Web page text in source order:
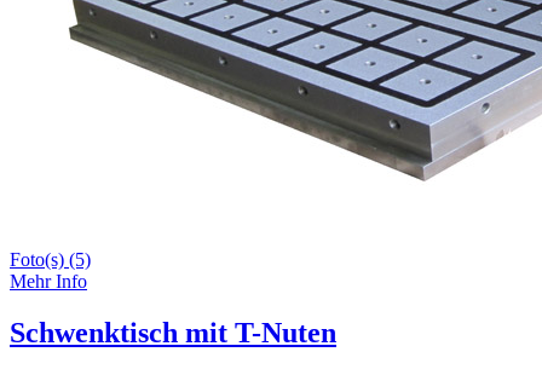
Foto(s) (5)
Mehr Info
Schwenktisch mit T-Nuten